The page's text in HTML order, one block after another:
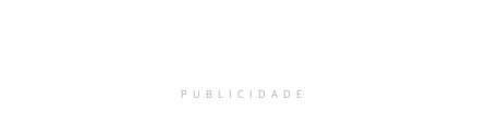
PUBLICIDADE